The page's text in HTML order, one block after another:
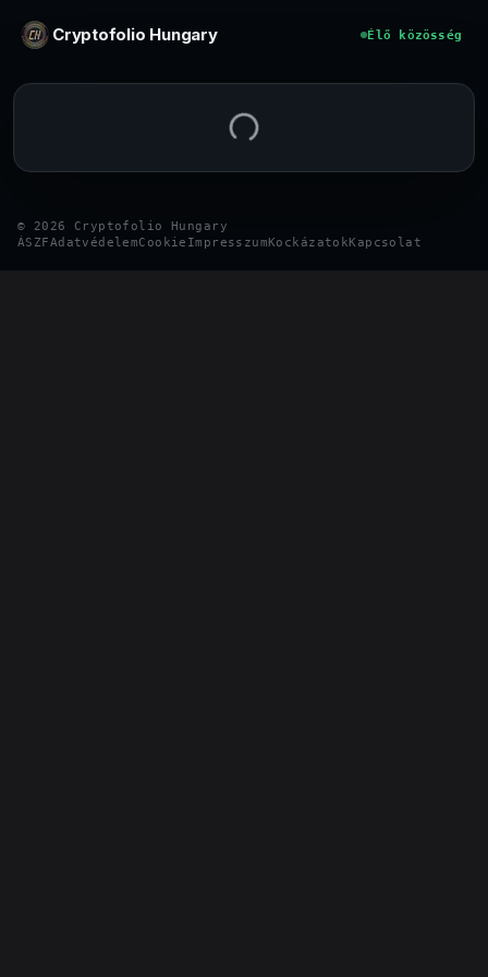
Cryptofolio Hungary Élő közösség
© 2026
Cryptofolio Hungary
ÁSZFAdatvédelemCookie ImpresszumKockázatokKapcsolat